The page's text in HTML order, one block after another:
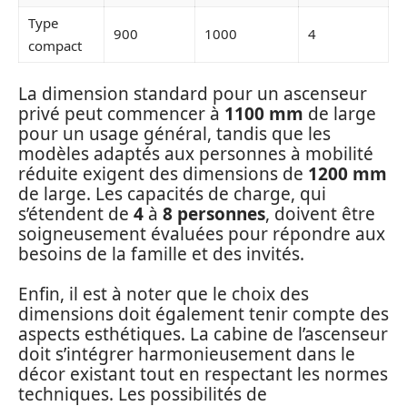
Type
compact
900 1000 4
La dimension standard pour un ascenseur
privé peut commencer à 1100 mm de large
pour un usage général, tandis que les
modèles adaptés aux personnes à mobilité
réduite exigent des dimensions de 1200 mm
de large. Les capacités de charge, qui
s’étendent de 4 à 8 personnes, doivent être
soigneusement évaluées pour répondre aux
besoins de la famille et des invités.
Enfin, il est à noter que le choix des
dimensions doit également tenir compte des
aspects esthétiques. La cabine de l’ascenseur
doit s’intégrer harmonieusement dans le
décor existant tout en respectant les normes
techniques. Les possibilités de